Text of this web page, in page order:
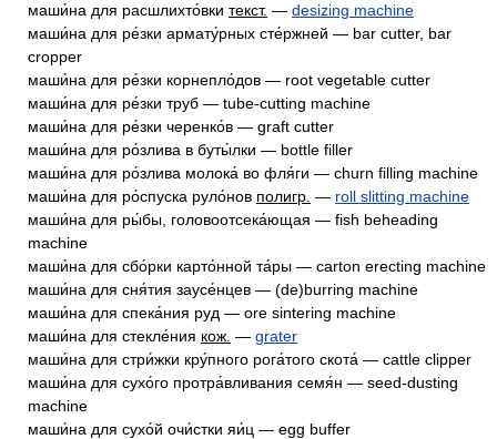
маши́на для расшлихто́вки текст. — desizing machine
маши́на для ре́зки армату́рных сте́ржней — bar cutter, bar
cropper
маши́на для ре́зки корнепло́дов — root vegetable cutter
маши́на для ре́зки труб — tube-cutting machine
маши́на для ре́зки черенко́в — graft cutter
маши́на для ро́злива в буты́лки — bottle filler
маши́на для ро́злива молока́ во фля́ги — churn filling machine
маши́на для ро́спуска руло́нов полигр. — roll slitting machine
маши́на для ры́бы, головоотсека́ющая — fish beheading
machine
маши́на для сбо́рки карто́нной та́ры — carton erecting machine
маши́на для сня́тия заусе́нцев — (de)burring machine
маши́на для спека́ния руд — ore sintering machine
маши́на для стекле́ния кож. — grater
маши́на для стри́жки кру́пного рога́того скота́ — cattle clipper
маши́на для сухо́го протра́вливания семя́н — seed-dusting
machine
маши́на для сухо́й очи́стки яи́ц — egg buffer